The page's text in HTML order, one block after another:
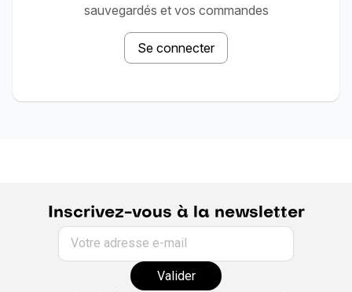
sauvegardés et vos commandes
Se connecter
Inscrivez-vous à la newsletter
Votre adresse e-mail
Valider